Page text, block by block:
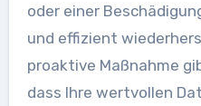
oder einer
und effizient
proaktive Maßnahme
dass Ihre wertvollen